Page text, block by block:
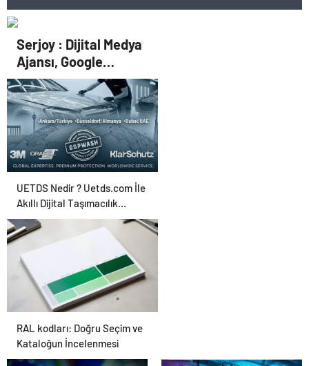
Serjoy : Dijital Medya
Ajansı, Google
Reklam Ajansı, SEO
Ajansı ve Web
Tasarım Ajansı
UETDS Nedir ? Uetds.com İle
Akıllı Dijital Taşımacılık
Yazılımı
RAL kodları: Doğru Seçim ve
Kataloğun İncelenmesi